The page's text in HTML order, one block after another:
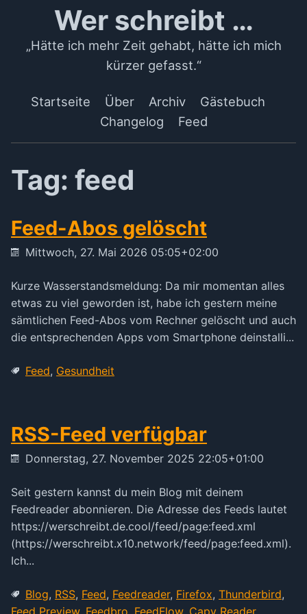
Wer schreibt …
„Hätte ich mehr Zeit gehabt, hätte ich mich
kürzer gefasst.“
Startseite Über Archiv
Gästebuch
Changelog
Feed
Tag: feed
Feed-Abos gelöscht
Mittwoch, 27. Mai 2026 05:05+02:00
Kurze Wasserstandsmeldung: Da mir momentan alles
etwas zu viel geworden ist, habe ich gestern meine
sämtlichen Feed-Abos vom Rechner gelöscht und auch
die entsprechenden Apps vom Smartphone deinstalli...
Feed, Gesundheit
RSS-Feed verfügbar
Donnerstag, 27. November 2025 22:05+01:00
Seit gestern kannst du mein Blog mit deinem
Feedreader abonnieren. Die Adresse des Feeds lautet
https://werschreibt.de.cool/feed/page:feed.xml
(https://werschreibt.x10.network/feed/page:feed.xml).
Ich...
Blog, RSS, Feed, Feedreader, Firefox, Thunderbird,
Feed Preview, Feedbro FeedFlow, Capy Reader